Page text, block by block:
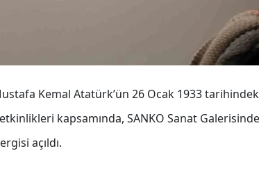
Kemal Atatürk’ün 26 Ocak 1933
kapsamında, SANKO Sanat
açıldı.